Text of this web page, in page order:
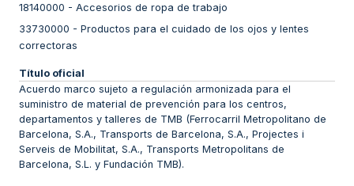
18140000 - Accesorios de ropa de trabajo
33730000 - Productos para el cuidado de los ojos y lentes
correctoras
Título oficial
Acuerdo marco sujeto a regulación armonizada para el
suministro de material de prevención para los centros,
departamentos y talleres de TMB (Ferrocarril Metropolitano de
Barcelona, S.A., Transports de Barcelona, S.A., Projectes i
Serveis de Mobilitat, S.A., Transports Metropolitans de
Barcelona, S.L. y Fundación TMB).